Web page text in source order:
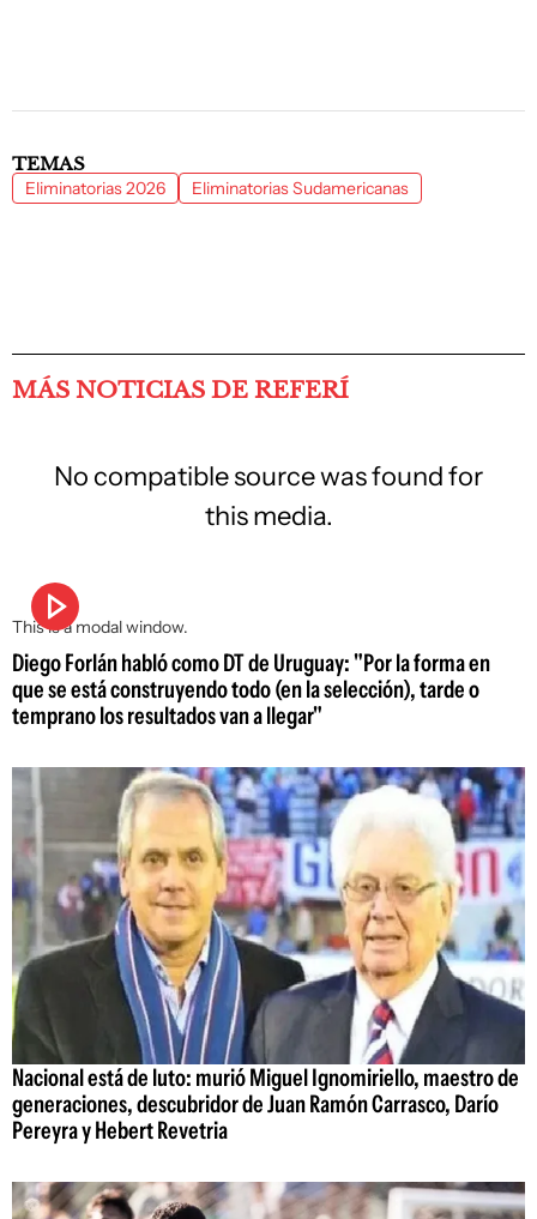
TEMAS
Eliminatorias 2026 Eliminatorias Sudamericanas
MÁS NOTICIAS DE REFERÍ
This is a modal window.
No compatible source was found for
this media.
Diego Forlán habló como DT de Uruguay: "Por la forma en
que se está construyendo todo (en la selección), tarde o
temprano los resultados van a llegar"
Nacional está de luto: murió Miguel Ignomiriello, maestro de
generaciones, descubridor de Juan Ramón Carrasco, Darío
Pereyra y Hebert Revetria